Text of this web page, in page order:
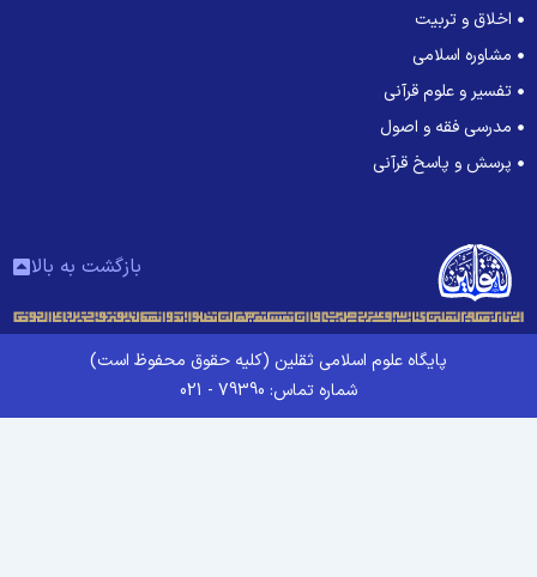
اخلاق و تربیت
مشاوره اسلامی
تفسیر و علوم قرآنی
مدرسی فقه و اصول
پرسش و پاسخ قرآنی
بازگشت به بالا
پایگاه علوم اسلامی ثقلین (کلیه حقوق محفوظ است)
شماره تماس: 79390 - 021